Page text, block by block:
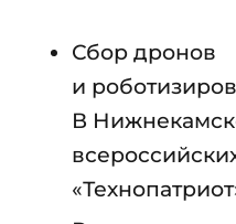
Сбор дронов
и
В